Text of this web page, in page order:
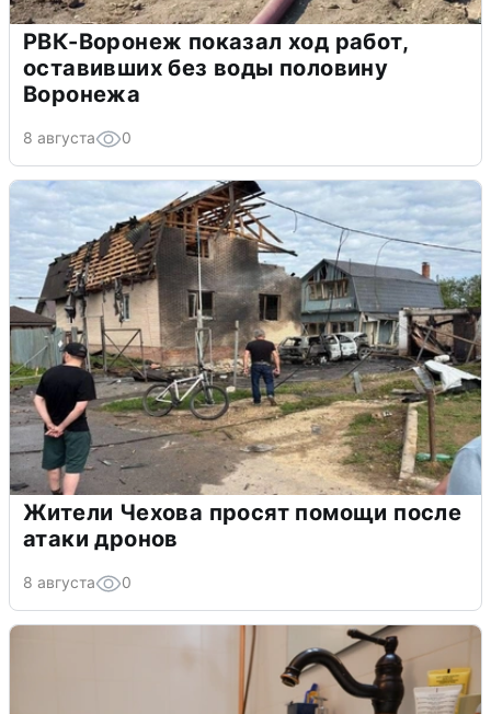
РВК-Воронеж показал ход работ,
оставивших без воды половину
Воронежа
8 августа 0
Жители Чехова просят помощи после
атаки дронов
8 августа 0